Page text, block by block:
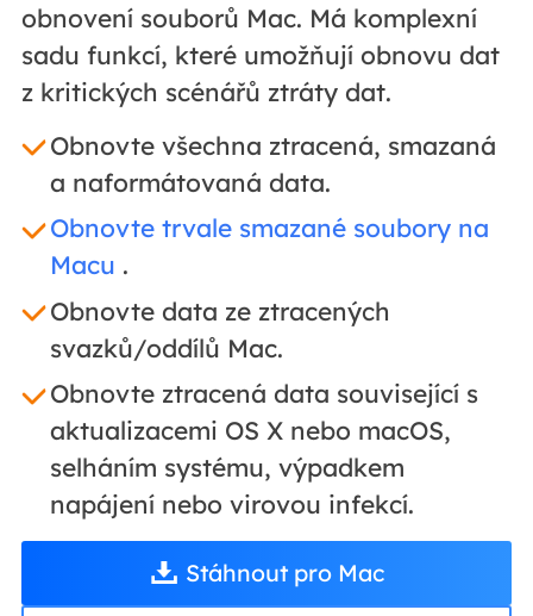
obnovení souborů Mac. Má komplexní
sadu funkcí, které umožňují obnovu dat
z kritických scénářů ztráty dat.
Obnovte všechna ztracená, smazaná
a naformátovaná data.
Obnovte trvale smazané soubory na
Macu .
Obnovte data ze ztracených
svazků/oddílů Mac.
Obnovte ztracená data související s
aktualizacemi OS X nebo macOS,
selháním systému, výpadkem
napájení nebo virovou infekcí.
Stáhnout pro Mac